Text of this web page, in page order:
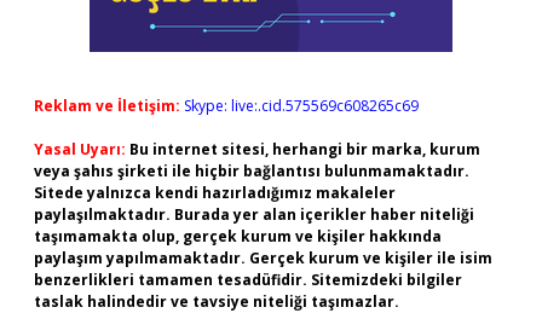
Reklam ve İletişim: Skype: live:.cid.575569c608265c69
Yasal Uyarı: Bu internet sitesi, herhangi bir marka, kurum
veya şahıs şirketi ile hiçbir bağlantısı bulunmamaktadır.
Sitede yalnızca kendi hazırladığımız makaleler
paylaşılmaktadır. Burada yer alan içerikler haber niteliği
taşımamakta olup, gerçek kurum ve kişiler hakkında
paylaşım yapılmamaktadır. Gerçek kurum ve kişiler ile isim
benzerlikleri tamamen tesadüfidir. Sitemizdeki bilgiler
taslak halindedir ve tavsiye niteliği taşımazlar.